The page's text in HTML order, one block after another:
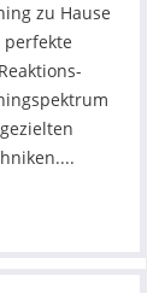
zu Hause
perfekte